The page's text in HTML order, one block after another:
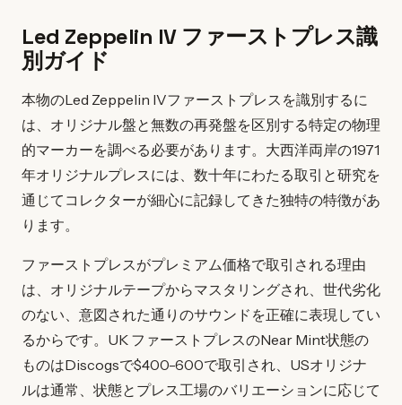
Led Zeppelin IV ファーストプレス識
別ガイド
本物のLed Zeppelin IVファーストプレスを識別するに
は、オリジナル盤と無数の再発盤を区別する特定の物理
的マーカーを調べる必要があります。大西洋両岸の1971
年オリジナルプレスには、数十年にわたる取引と研究を
通じてコレクターが細心に記録してきた独特の特徴があ
ります。
ファーストプレスがプレミアム価格で取引される理由
は、オリジナルテープからマスタリングされ、世代劣化
のない、意図された通りのサウンドを正確に表現してい
るからです。UK ファーストプレスのNear Mint状態の
ものはDiscogsで$400-600で取引され、USオリジナ
ルは通常、状態とプレス工場のバリエーションに応じて